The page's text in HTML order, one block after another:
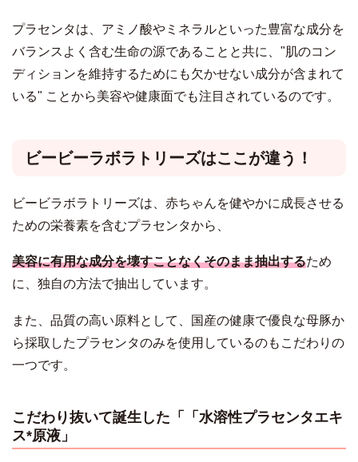
プラセンタは、アミノ酸やミネラルといった豊富な成分を
バランスよく含む生命の源であることと共に、"肌のコン
ディションを維持するためにも欠かせない成分が含まれて
いる" ことから美容や健康面でも注目されているのです。
ビービーラボラトリーズはここが違う！
ビービラボラトリーズは、赤ちゃんを健やかに成長させる
ための栄養素を含むプラセンタから、
美容に有用な成分を壊すことなくそのまま抽出するため
に、独自の方法で抽出しています。
また、品質の高い原料として、国産の健康で優良な母豚か
ら採取したプラセンタのみを使用しているのもこだわりの
一つです。
こだわり抜いて誕生した「「水溶性プラセンタエキ
ス*原液」